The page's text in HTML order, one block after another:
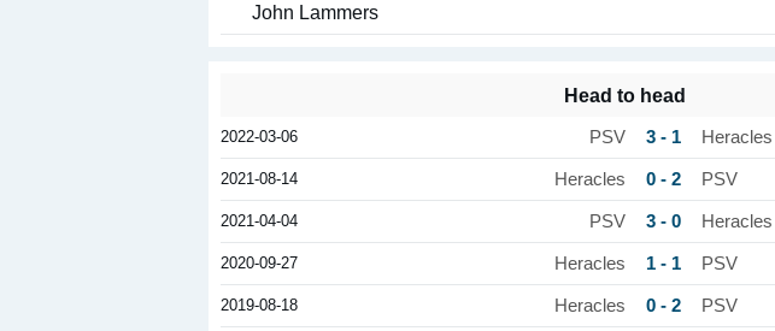
John Lammers
Head to head
2022-03-06 PSV 3 - 1 Heracles
2021-08-14 Heracles 0 - 2 PSV
2021-04-04 PSV 3 - 0 Heracles
2020-09-27 Heracles 1 - 1 PSV
2019-08-18 Heracles 0 - 2 PSV